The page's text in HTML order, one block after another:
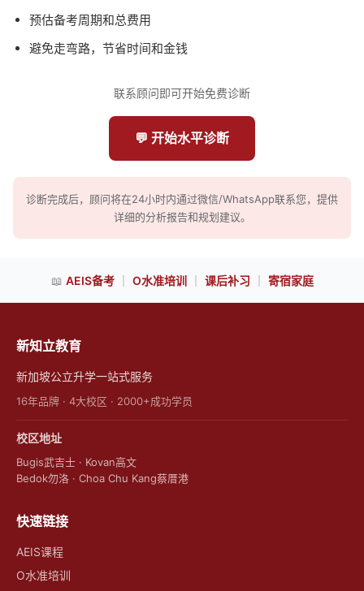
预估备考周期和总费用
避免走弯路，节省时间和金钱
联系顾问即可开始免费诊断
💬 开始水平诊断
诊断完成后，顾问将在24小时内通过微信/WhatsApp联系您，提供
详细的分析报告和规划建议。
📖 AEIS备考｜ O水准培训 课后补习 寄宿家庭
新知立教育
新加坡公立升学一站式服务
16年品牌 · 4大校区 · 2000+成功学员
校区地址
Bugis武吉士 · Kovan高文
Bedok勿洛 · Choa Chu Kang蔡厝港
快速链接
AEIS课程
O水准培训